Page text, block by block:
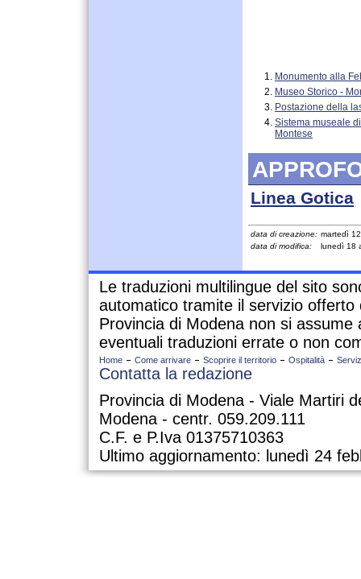
Monumento alla
Museo Storico -
Postazione della
Sistema museale
Montese
Linea Gotica
data di creazione: martedì
data di modifica:
lunedì 18
Le traduzioni multilingue del sito
automatico tramite il servizio
Provincia di Modena non si assume
eventuali traduzioni errate o non
Home Come arrivare Scoprire il territorio Ospitalità
Contatta la redazione
Provincia di Modena - Viale Martiri
Modena - centr. 059.209.111
C.F. e P.Iva 01375710363
Ultimo aggiornamento: lunedì 24